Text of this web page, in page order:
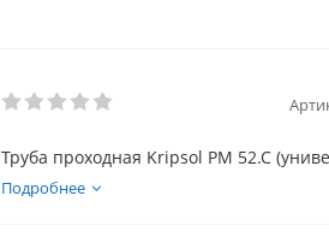
Труба проходная Kripsol PM 52.С
Подробнее